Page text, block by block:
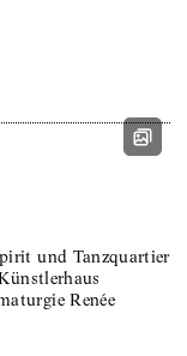
und Tanzquartier
Renée